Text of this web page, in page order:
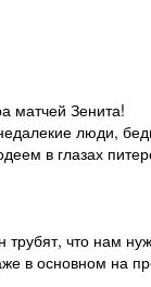
матчей Зенита!
люди,
в глазах
трубят, что нам
в основном на